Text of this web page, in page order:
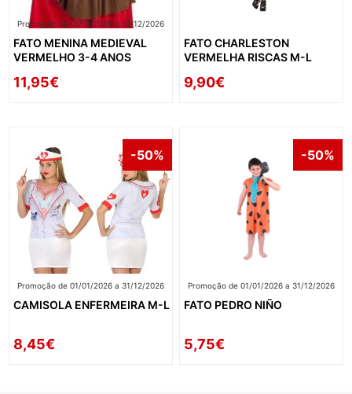
Promoção de 01/01/2026 a 31/12/2026
FATO MENINA MEDIEVAL
VERMELHO 3-4 ANOS
11,95€
FATO CHARLESTON
VERMELHA RISCAS M-L
9,90€
-50%
Promoção de 01/01/2026 a 31/12/2026
CAMISOLA ENFERMEIRA M-L
8,45€
-50%
Promoção de 01/01/2026 a 31/12/2026
FATO PEDRO NIÑO
5,75€